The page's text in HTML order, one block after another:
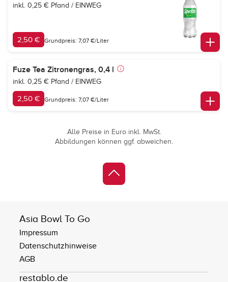
inkl. 0,25 € Pfand / EINWEG
2,50 € Grundpreis: 7,07 €/Liter
Fuze Tea Zitronengras, 0,4 l
inkl. 0,25 € Pfand / EINWEG
2,50 € Grundpreis: 7,07 €/Liter
Alle Preise in Euro inkl. MwSt.
Abbildungen können ggf. abweichen.
Asia Bowl To Go
Impressum
Datenschutzhinweise
AGB
restablo.de